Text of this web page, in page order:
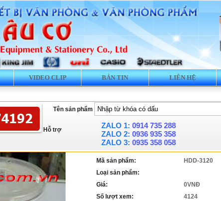
VIDEO CLIP BẢN TIN LIÊN HỆ
Tên sản phẩm
Hỗ trợ ZALO 1: 0914 735 288
ZALO 2: 0936 935 358
ZALO 3: 0935 358 058
Mã sản phẩm:
HDD-3120
Loại sản phẩm:
Giá:
0VNĐ
Số lượt xem:
4124